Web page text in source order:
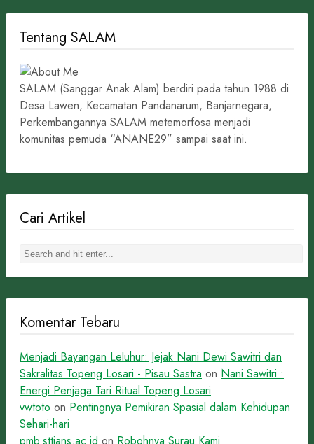
Tentang SALAM
SALAM (Sanggar Anak Alam) berdiri pada tahun 1988 di
Desa Lawen, Kecamatan Pandanarum, Banjarnegara,
Perkembangannya SALAM metemorfosa menjadi
komunitas pemuda “ANANE29” sampai saat ini.
Cari Artikel
Komentar Tebaru
Menjadi Bayangan Leluhur: Jejak Nani Dewi Sawitri dan
Sakralitas Topeng Losari - Pisau Sastra on Nani Sawitri :
Energi Penjaga Tari Ritual Topeng Losari
vwtoto on Pentingnya Pemikiran Spasial dalam Kehidupan
Sehari-hari